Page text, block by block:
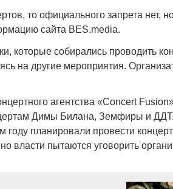
то официального запрета
сайта BES.media.
которые собирались проводить
на другие мероприятия.
агентства «Concert
Димы Билана, Земфиры и ДДТ.
году планировали провести
власти пытаются уговорить